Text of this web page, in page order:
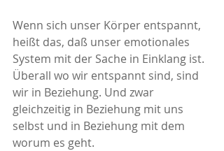
Wenn sich unser Körper entspannt,
heißt das, daß unser emotionales
System mit der Sache in Einklang ist.
Überall wo wir entspannt sind, sind
wir in Beziehung. Und zwar
gleichzeitig in Beziehung mit uns
selbst und in Beziehung mit dem
worum es geht.